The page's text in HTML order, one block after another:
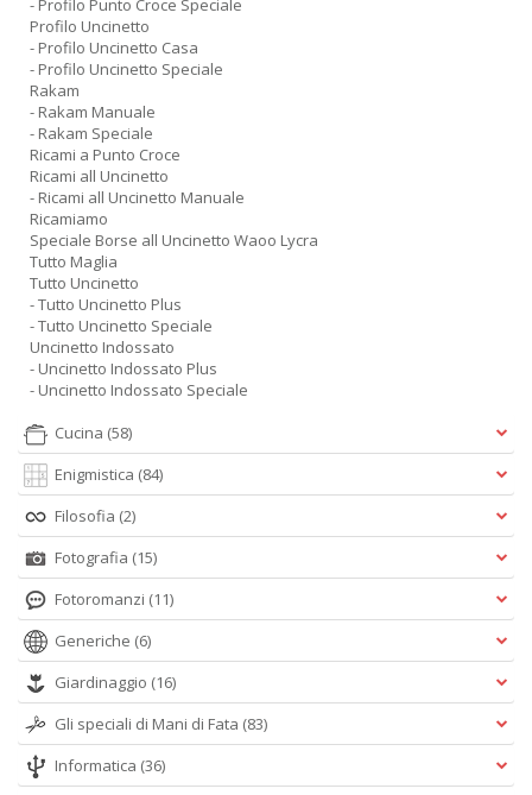
- Profilo Punto Croce Speciale
Profilo Uncinetto
- Profilo Uncinetto Casa
- Profilo Uncinetto Speciale
Rakam
- Rakam Manuale
- Rakam Speciale
Ricami a Punto Croce
Ricami all Uncinetto
- Ricami all Uncinetto Manuale
Ricamiamo
Speciale Borse all Uncinetto Waoo Lycra
Tutto Maglia
Tutto Uncinetto
- Tutto Uncinetto Plus
- Tutto Uncinetto Speciale
Uncinetto Indossato
- Uncinetto Indossato Plus
- Uncinetto Indossato Speciale
Cucina (58)
Enigmistica (84)
Filosofia (2)
Fotografia (15)
Fotoromanzi (11)
Generiche (6)
Giardinaggio (16)
Gli speciali di Mani di Fata (83)
Informatica (36)